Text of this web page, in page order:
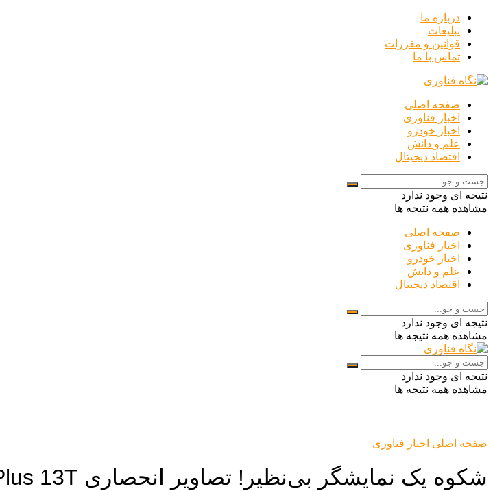
درباره ما
تبلیغات
قوانین و مقررات
تماس با ما
صفحه اصلی
اخبار فناوری
اخبار خودرو
علم و دانش
اقتصاد دیجیتال
نتیجه ای وجود ندارد
مشاهده همه نتیجه ها
صفحه اصلی
اخبار فناوری
اخبار خودرو
علم و دانش
اقتصاد دیجیتال
نتیجه ای وجود ندارد
مشاهده همه نتیجه ها
نتیجه ای وجود ندارد
مشاهده همه نتیجه ها
صفحه اصلی اخبار فناوری
شکوه یک نمایشگر بی‌نظیر! تصاویر انحصاری OnePlus 13T دنیا را تکان داد